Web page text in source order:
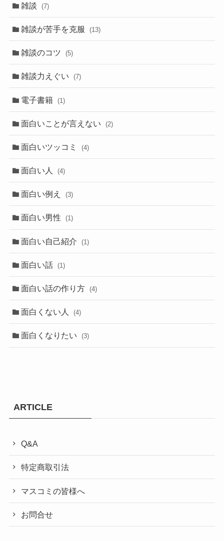
雑談 (7)
雑談が苦手を克服 (13)
雑談のコツ (5)
雑談力えぐい (7)
電子書籍 (1)
面白いことが言えない (2)
面白いツッコミ (4)
面白い人 (4)
面白い例え (3)
面白い男性 (1)
面白い自己紹介 (1)
面白い話 (1)
面白い話の作り方 (4)
面白くない人 (4)
面白くなりたい (3)
ARTICLE
Q&A
特定商取引法
マスコミの皆様へ
お問合せ